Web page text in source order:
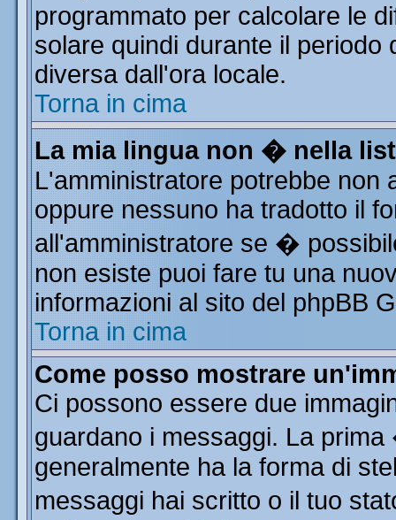
programmato per calcolare le
solare quindi durante il
diversa dall'ora locale.
Torna in cima
La mia lingua non � nella
L'amministratore potrebbe non
oppure nessuno ha tradotto il
all'amministratore se �
non esiste puoi fare tu una
informazioni al sito del phpBB
Torna in cima
Come posso mostrare
Ci possono essere due
guardano i messaggi. La
generalmente ha la forma di
messaggi hai scritto o il tuo